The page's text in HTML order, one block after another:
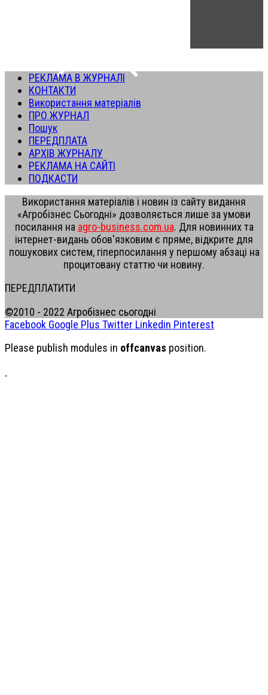
РЕКЛАМА В ЖУРНАЛІ
КОНТАКТИ
Використання матеріалів
ПРО ЖУРНАЛ
Пошук
ПЕРЕДПЛАТА
АРХІВ ЖУРНАЛУ
РЕКЛАМА НА САЙТІ
ПОДКАСТИ
Використання матеріалів і новин із сайту видання
«Агробізнес Сьогодні» дозволяється лише за умови
посилання на agro-business.com.ua. Для новинних та
інтернет-видань обов'язковим є пряме, відкрите для
пошукових систем, гіперпосилання у першому абзаці на
процитовану статтю чи новину.
ПЕРЕДПЛАТИТИ
©2010 - 2022 Агробізнес сьогодні
Facebook Google Plus Twitter Linkedin Pinterest
Please publish modules in offcanvas position.